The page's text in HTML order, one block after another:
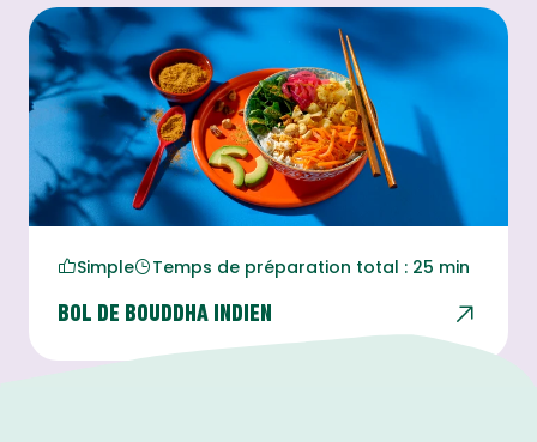
Simple
Temps de préparation total : 25 min
BOL DE BOUDDHA INDIEN